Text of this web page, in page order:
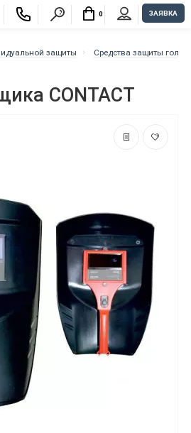
0 ЗАЯВКА
защиты Средства защиты
CONTACT